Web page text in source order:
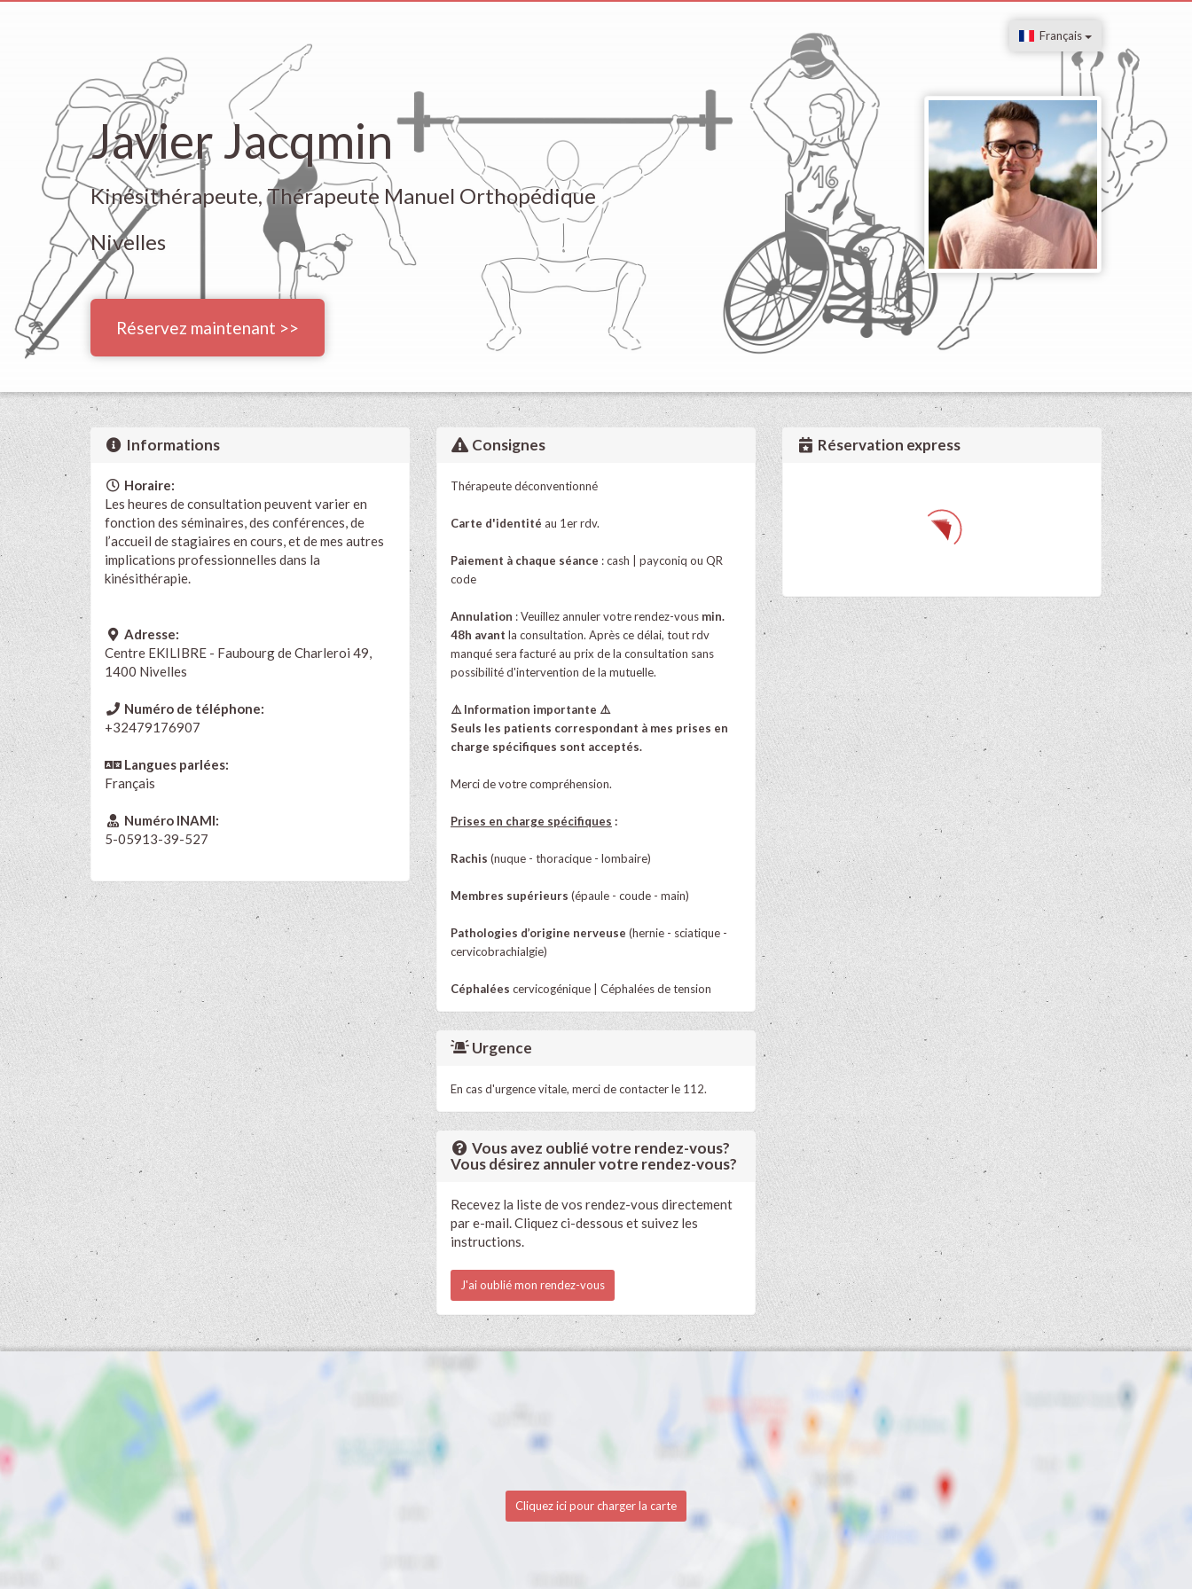
Français
Javier Jacqmin
Kinésithérapeute, Thérapeute Manuel Orthopédique
Nivelles
Réservez maintenant >>
Informations
Horaire:
Les heures de consultation peuvent varier en
fonction des séminaires, des conférences, de
l’accueil de stagiaires en cours, et de mes autres
implications professionnelles dans la
kinésithérapie.
Adresse:
Centre EKILIBRE - Faubourg de Charleroi 49,
1400 Nivelles
Numéro de téléphone:
+32479176907
Langues parlées:
Français
Numéro INAMI:
5-05913-39-527
Consignes
Thérapeute déconventionné
Carte d'identité au 1er rdv.
Paiement à chaque séance : cash | payconiq ou QR
code
Annulation : Veuillez annuler votre rendez-vous min.
48h avant la consultation. Après ce délai, tout rdv
manqué sera facturé au prix de la consultation sans
possibilité d'intervention de la mutuelle.
⚠️ Information importante ⚠️
Seuls les patients correspondant à mes prises en
charge spécifiques sont acceptés.
Merci de votre compréhension.
Prises en charge spécifiques :
Rachis (nuque - thoracique - lombaire)
Membres supérieurs (épaule - coude - main)
Pathologies d’origine nerveuse (hernie - sciatique -
cervicobrachialgie)
Céphalées cervicogénique | Céphalées de tension
Urgence
En cas d'urgence vitale, merci de contacter le 112.
Vous avez oublié votre rendez-vous?
Vous désirez annuler votre rendez-vous?
Recevez la liste de vos rendez-vous directement
par e-mail. Cliquez ci-dessous et suivez les
instructions.
J'ai oublié mon rendez-vous
Réservation express
Cliquez ici pour charger la carte